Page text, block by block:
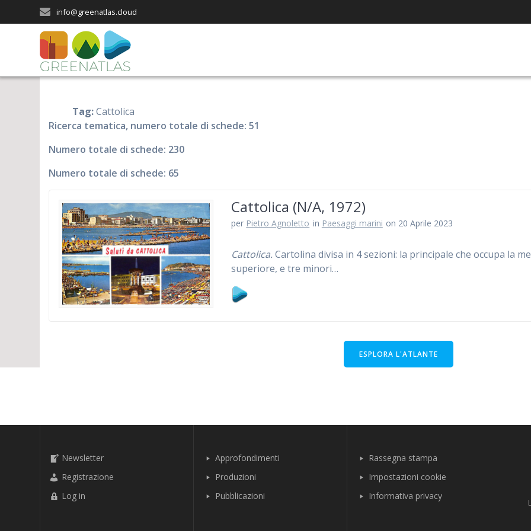
al
contenuto
info@greenatlas.cloud
Tag:Cattolica
Ricerca tematica, numero totale di schede: 51
Numero totale di schede: 230
Numero totale di schede: 65
Cattolica (N/A, 1972)
per Pietro Agnoletto in Paesaggi marini on 20 Aprile 2023
Cattolica. Cartolina divisa in 4 sezioni: la principale che occupa la
superiore, e tre minori…
ESPLORA L'ATLANTE
Newsletter
Registrazione
Log in
Approfondimenti
Produzioni
Pubblicazioni
Rassegna stampa
Impostazioni cookie
Informativa privacy